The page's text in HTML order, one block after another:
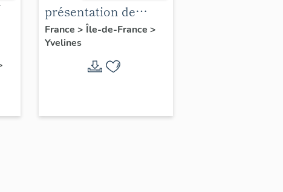
présentation de
l'étude du
patrimoine de l'aire
d'étude Versailles
périphérie sud
France > Île-de-France >
Yvelines